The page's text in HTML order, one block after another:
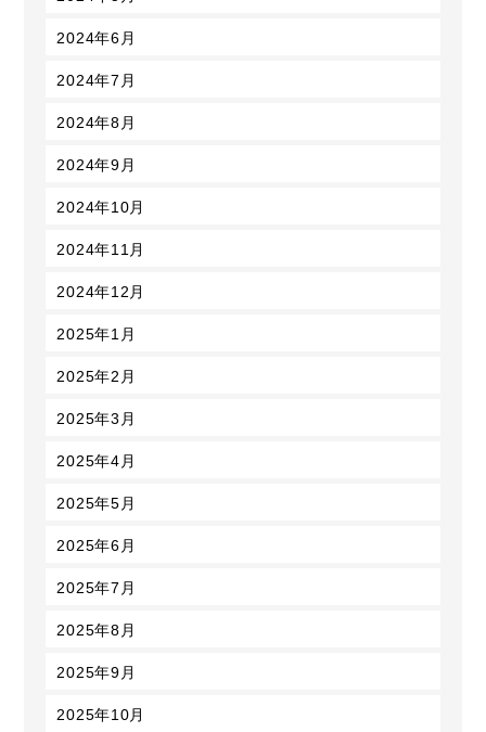
2024年6月
2024年7月
2024年8月
2024年9月
2024年10月
2024年11月
2024年12月
2025年1月
2025年2月
2025年3月
2025年4月
2025年5月
2025年6月
2025年7月
2025年8月
2025年9月
2025年10月